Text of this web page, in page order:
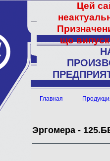
Цей
що
Главная
Эргомера -